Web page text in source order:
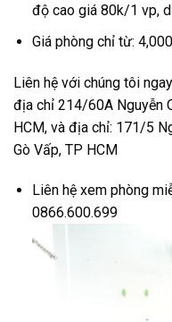
độ cao giá 80k/1 vp,
Giá phòng chỉ từ:
Liên hệ với chúng tôi
địa chỉ 214/60A Nguyễn
HCM, và địa chỉ: 171/5
Gò Vấp, TP HCM
Liên hệ xem phòng
0866.600.699